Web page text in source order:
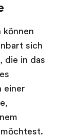
können
sich
die in das
einer